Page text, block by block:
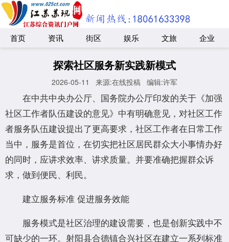
首页 资讯 街区 娱乐 文旅 企业
探索社区服务新实践新模式
2026-05-11 来源:在线投稿 编辑:许军
在中共中央办公厅、国务院办公厅印发的关于《加强
社区工作者队伍建设的意见》中有明确意见，对社区工作
者服务队伍建设提出了更高要求，社区工作者在日常工作
当中，服务是首位，在切实把社区居民群众大小事情办好
的同时，应讲求效率、讲求质量。并要准确把握群众诉
求，做到便民、利民。
建立服务标准 促进服务效能
服务模式是社区治理的建设需要，也是创新实践中不
可缺少的一环。射阳县合德镇合兴社区在建立一系列标准